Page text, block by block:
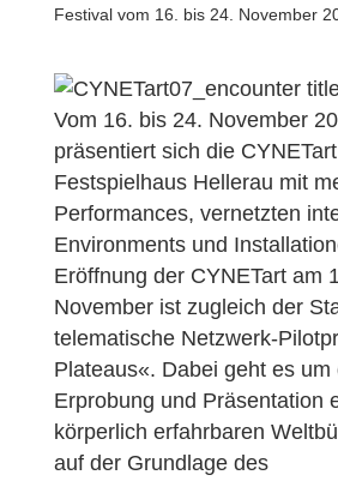
Festival vom 16. bis 24. November
Vom 16. bis 24. November
präsentiert sich die
Festspielhaus Hellerau mit
Performances, vernetzten
Environments und
Eröffnung der CYNETart am
November ist zugleich der
telematische Netzwerk-
Plateaus«. Dabei geht es um
Erprobung und Präsentation
körperlich erfahrbaren
auf der Grundlage des